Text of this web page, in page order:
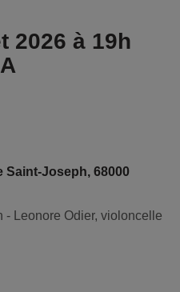
2026 à 19h
Saint-Joseph, 68000
- Leonore Odier, violoncelle